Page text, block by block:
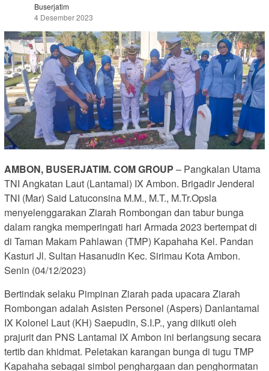
Buserjatim
4 Desember 2023
AMBON, BUSERJATIM. COM GROUP – Pangkalan Utama
TNI Angkatan Laut (Lantamal) IX Ambon. Brigadir Jenderal
TNI (Mar) Said Latuconsina M.M., M.T., M.Tr.Opsla
menyelenggarakan Ziarah Rombongan dan tabur bunga
dalam rangka memperingati hari Armada 2023 bertempat di
di Taman Makam Pahlawan (TMP) Kapahaha Kel. Pandan
Kasturi Jl. Sultan Hasanudin Kec. Sirimau Kota Ambon.
Senin (04/12/2023)
Bertindak selaku Pimpinan Ziarah pada upacara Ziarah
Rombongan adalah Asisten Personel (Aspers) Danlantamal
IX Kolonel Laut (KH) Saepudin, S.I.P., yang diikuti oleh
prajurit dan PNS Lantamal IX Ambon ini berlangsung secara
tertib dan khidmat. Peletakan karangan bunga di tugu TMP
Kapahaha sebagai simbol penghargaan dan penghormatan